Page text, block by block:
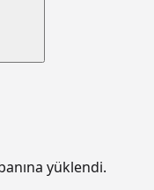
yüklendi.